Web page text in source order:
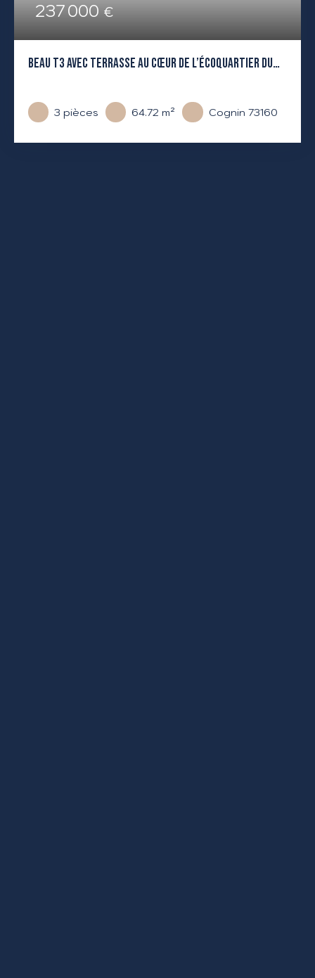
237 000€
BEAU T3 AVEC TERRASSE AU CŒUR DE L’ÉCOQUARTIER DU
3pièces 64.72m² Cognin 73160